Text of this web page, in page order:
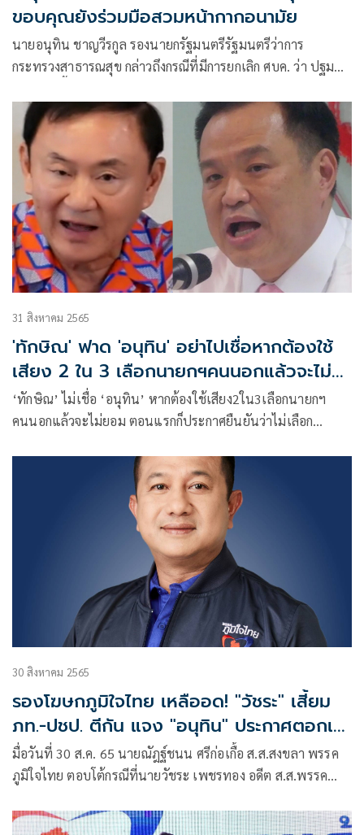
ขอบคุณยังร่วมมือสวมหน้ากากอนามัย
นายอนุทิน ชาญวีรกูล รองนายกรัฐมนตรีรัฐมนตรีว่าการ
กระทรวงสาธารณสุข กล่าวถึงกรณีที่มีการยกเลิก ศบค. ว่า ปฐมบท
แล้วว่าโรคโควิดลดระดับลงมาเป็นโรคติดต่อที่ควรเฝ้าระวัง
31 สิงหาคม 2565
'ทักษิณ' ฟาด 'อนุทิน' อย่าไปเชื่อหากต้องใช้
เสียง 2 ใน 3 เลือกนายกฯคนนอกแล้วจะไม่
ยอม
‘ทักษิณ’ ไม่เชื่อ ‘อนุทิน’ หากต้องใช้เสียง2ใน3เลือกนายกฯ
คนนอกแล้วจะไม่ยอม ตอนแรกก็ประกาศยืนยันว่าไม่เลือก
30 สิงหาคม 2565
รองโฆษกภูมิใจไทย เหลืออด! "วัชระ" เสี้ยม
ภท.-ปชป. ตีกัน แจง "อนุทิน" ประกาศตอกเสา
เข็มสงขลา หวังเพิ่มทางเลือกให้คนใต้ โชว์ผล
งานตอกหน้า-ไม่ใช่แค่วาทกรรมหรู สอนมวย
เองให้รอด ก่อนห่วงพื้นที่อื่น พร้อมจี้ให้
มื่อวันที่ 30 ส.ค. 65 นายณัฎฐ์ชนน ศรีก่อเกื้อ ส.ส.สงขลา พรรค
ภูมิใจไทย ตอบโต้กรณีที่นายวัชระ เพชรทอง อดีต ส.ส.พรรค
กุล หัวหน้าพรรคภูมิใจไทย ซึ่งประกาศตอกเสาเข็มที่จังหวัด